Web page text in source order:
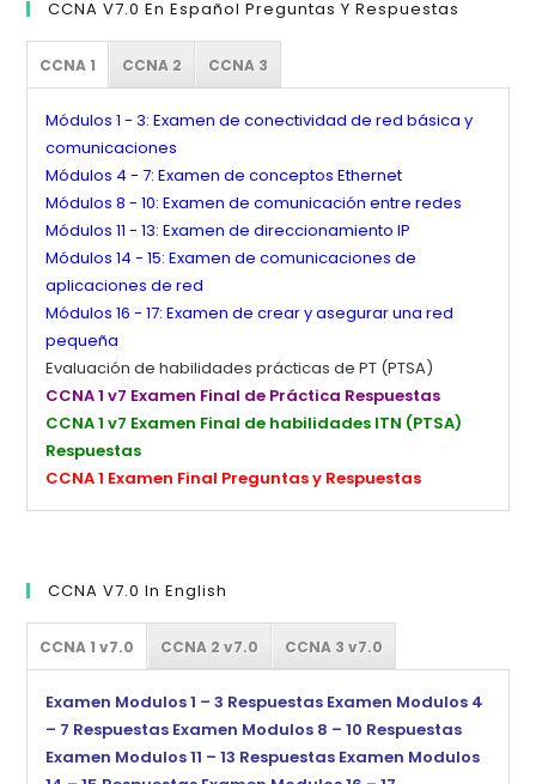
CCNA V7.0 En Español Preguntas Y Respuestas
CCNA 1 CCNA 2 CCNA 3
Módulos 1 - 3: Examen de conectividad de red básica y
comunicaciones
Módulos 4 - 7: Examen de conceptos Ethernet
Módulos 8 - 10: Examen de comunicación entre redes
Módulos 11 - 13: Examen de direccionamiento IP
Módulos 14 - 15: Examen de comunicaciones de
aplicaciones de red
Módulos 16 - 17: Examen de crear y asegurar una red
pequeña
Evaluación de habilidades prácticas de PT (PTSA)
CCNA 1 v7 Examen Final de Práctica Respuestas
CCNA 1 v7 Examen Final de habilidades ITN (PTSA)
Respuestas
CCNA 1 Examen Final Preguntas y Respuestas
CCNA V7.0 In English
CCNA 1 v7.0 CCNA 2 v7.0 CCNA 3 v7.0
Examen Modulos 1 – 3 Respuestas Examen Modulos 4
– 7 Respuestas Examen Modulos 8 – 10 Respuestas
Examen Modulos 11 – 13 Respuestas Examen Modulos